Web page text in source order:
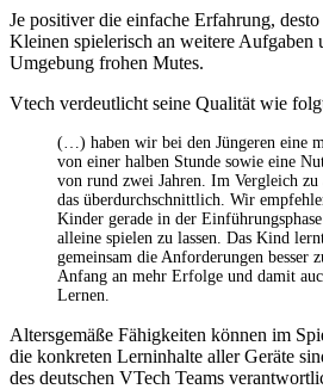
Je positiver die einfache Erfahrung,
Kleinen spielerisch an weitere Aufgaben
Umgebung frohen Mutes.
Vtech verdeutlicht seine Qualität wie
(…) haben wir bei den Jüngeren eine
von einer halben Stunde sowie eine
von rund zwei Jahren. Im Vergleich zu
das überdurchschnittlich. Wir
Kinder gerade in der
alleine spielen zu lassen. Das Kind
gemeinsam die Anforderungen besser
Anfang an mehr Erfolge und damit
Lernen.
Altersgemäße Fähigkeiten können im
die konkreten Lerninhalte aller Geräte
des deutschen VTech Teams